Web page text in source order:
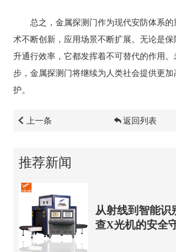
总之，金属探测门作为现代安防体系的
术不断创新，应用场景不断扩展。无论是
升通行效率，它都发挥着不可替代的作用
步，金属探测门将继续为人类社会提供更
护。
上一条 返回列表
推荐新闻
从射线到智能识
查X光机的安全